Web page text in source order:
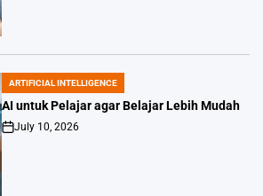
POSTED
IN
ARTIFICIAL INTELLIGENCE
AI untuk Pelajar agar Belajar Lebih Mudah
Post
Date
July 10, 2026